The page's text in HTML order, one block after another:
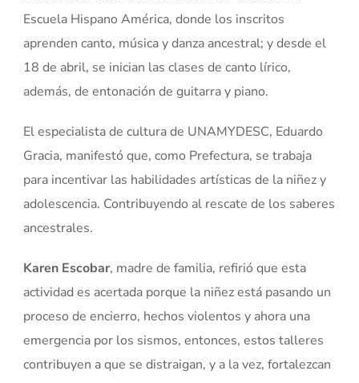
Escuela Hispano América, donde los inscritos
aprenden canto, música y danza ancestral; y desde el
18 de abril, se inician las clases de canto lírico,
además, de entonación de guitarra y piano.
El especialista de cultura de UNAMYDESC, Eduardo
Gracia, manifestó que, como Prefectura, se trabaja
para incentivar las habilidades artísticas de la niñez y
adolescencia. Contribuyendo al rescate de los saberes
ancestrales.
Karen Escobar, madre de familia, refirió que esta
actividad es acertada porque la niñez está pasando un
proceso de encierro, hechos violentos y ahora una
emergencia por los sismos, entonces, estos talleres
contribuyen a que se distraigan, y a la vez, fortalezcan